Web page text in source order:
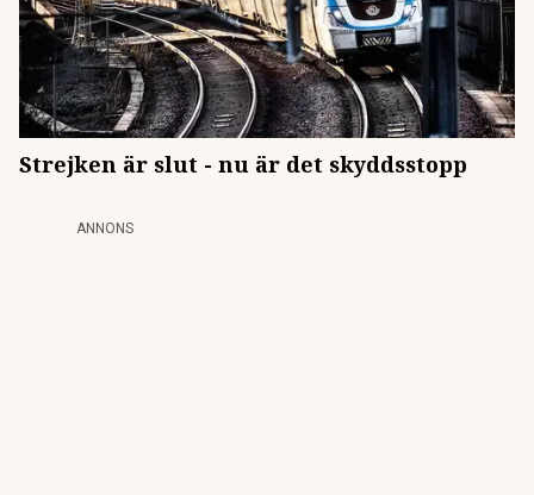
Strejken är slut - nu är det skyddsstopp
ANNONS